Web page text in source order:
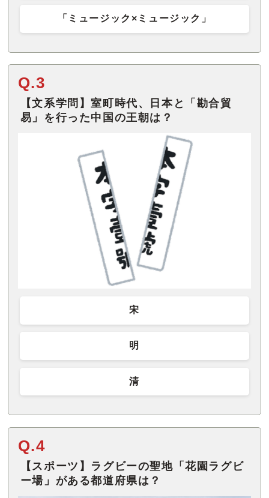
「ミュージック×ミュージック」
Q.3
【文系学問】室町時代、日本と「勘合貿
易」を行った中国の王朝は？
宋
明
清
Q.4
【スポーツ】ラグビーの聖地「花園ラグビ
ー場」がある都道府県は？